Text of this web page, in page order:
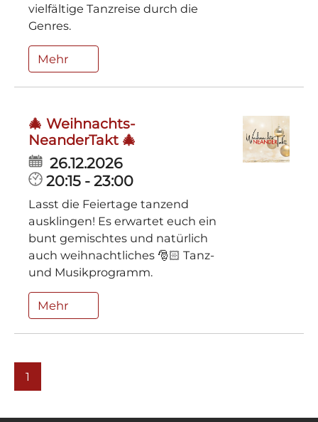
vielfältige Tanzreise durch die
Genres.
Mehr
🎄 Weihnachts-
NeanderTakt 🎄
26.12.2026
20:15 - 23:00
Lasst die Feiertage tanzend
ausklingen! Es erwartet euch ein
bunt gemischtes und natürlich
auch weihnachtliches 🎅🏻 Tanz-
und Musikprogramm.
Mehr
1